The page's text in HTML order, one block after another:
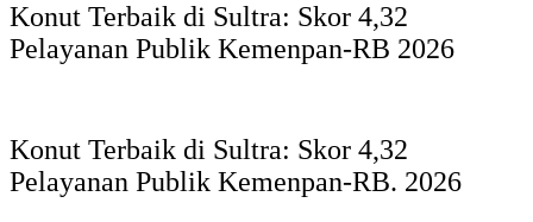
Konut Terbaik di Sultra: Skor 4,32
Pelayanan Publik Kemenpan-RB 2026
Konut Terbaik di Sultra: Skor 4,32
Pelayanan Publik Kemenpan-RB. 2026